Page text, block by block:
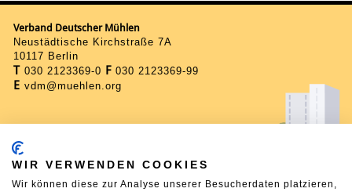
Verband Deutscher Mühlen
Neustädtische Kirchstraße 7A
10117 Berlin
T 030 2123369-0 F 030 2123369-99
E vdm@muehlen.org
Startseite
WIR VERWENDEN COOKIES
Wir können diese zur Analyse unserer Besucherdaten platzieren,